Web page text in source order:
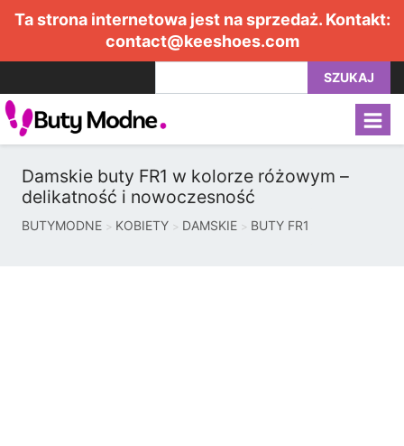
Ta strona internetowa jest na sprzedaż. Kontakt:
contact@keeshoes.com
SZUKAJ
Damskie buty FR1 w kolorze różowym –
delikatność i nowoczesność
BUTYMODNE KOBIETY DAMSKIE BUTY FR1